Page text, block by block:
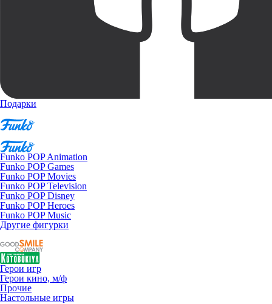
Подарки
Funko POP Animation
Funko POP Games
Funko POP Movies
Funko POP Television
Funko POP Disney
Funko POP Heroes
Funko POP Music
Другие фигурки
Герои игр
Герои кино, м/ф
Прочие
Настольные игры